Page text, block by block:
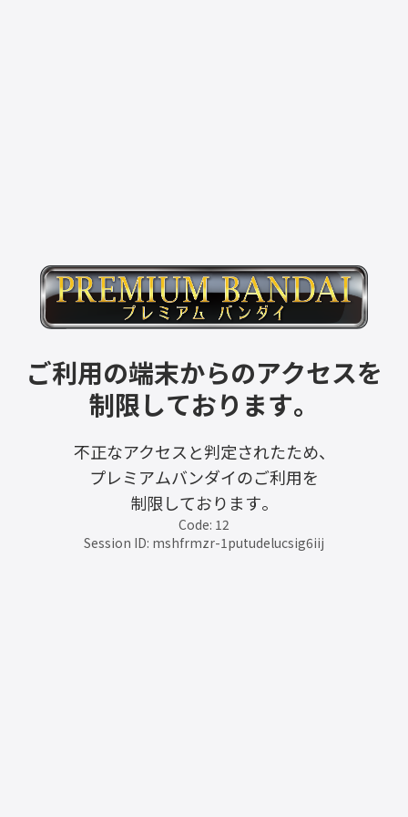
ご利用の端末からのアクセスを
制限しております。
不正なアクセスと判定されたため、
プレミアムバンダイのご利用を
制限しております。
Code: 12
Session ID: mshfrmzr-1putudelucsig6iij